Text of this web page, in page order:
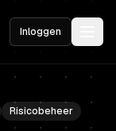
Inloggen
Risicobeheer